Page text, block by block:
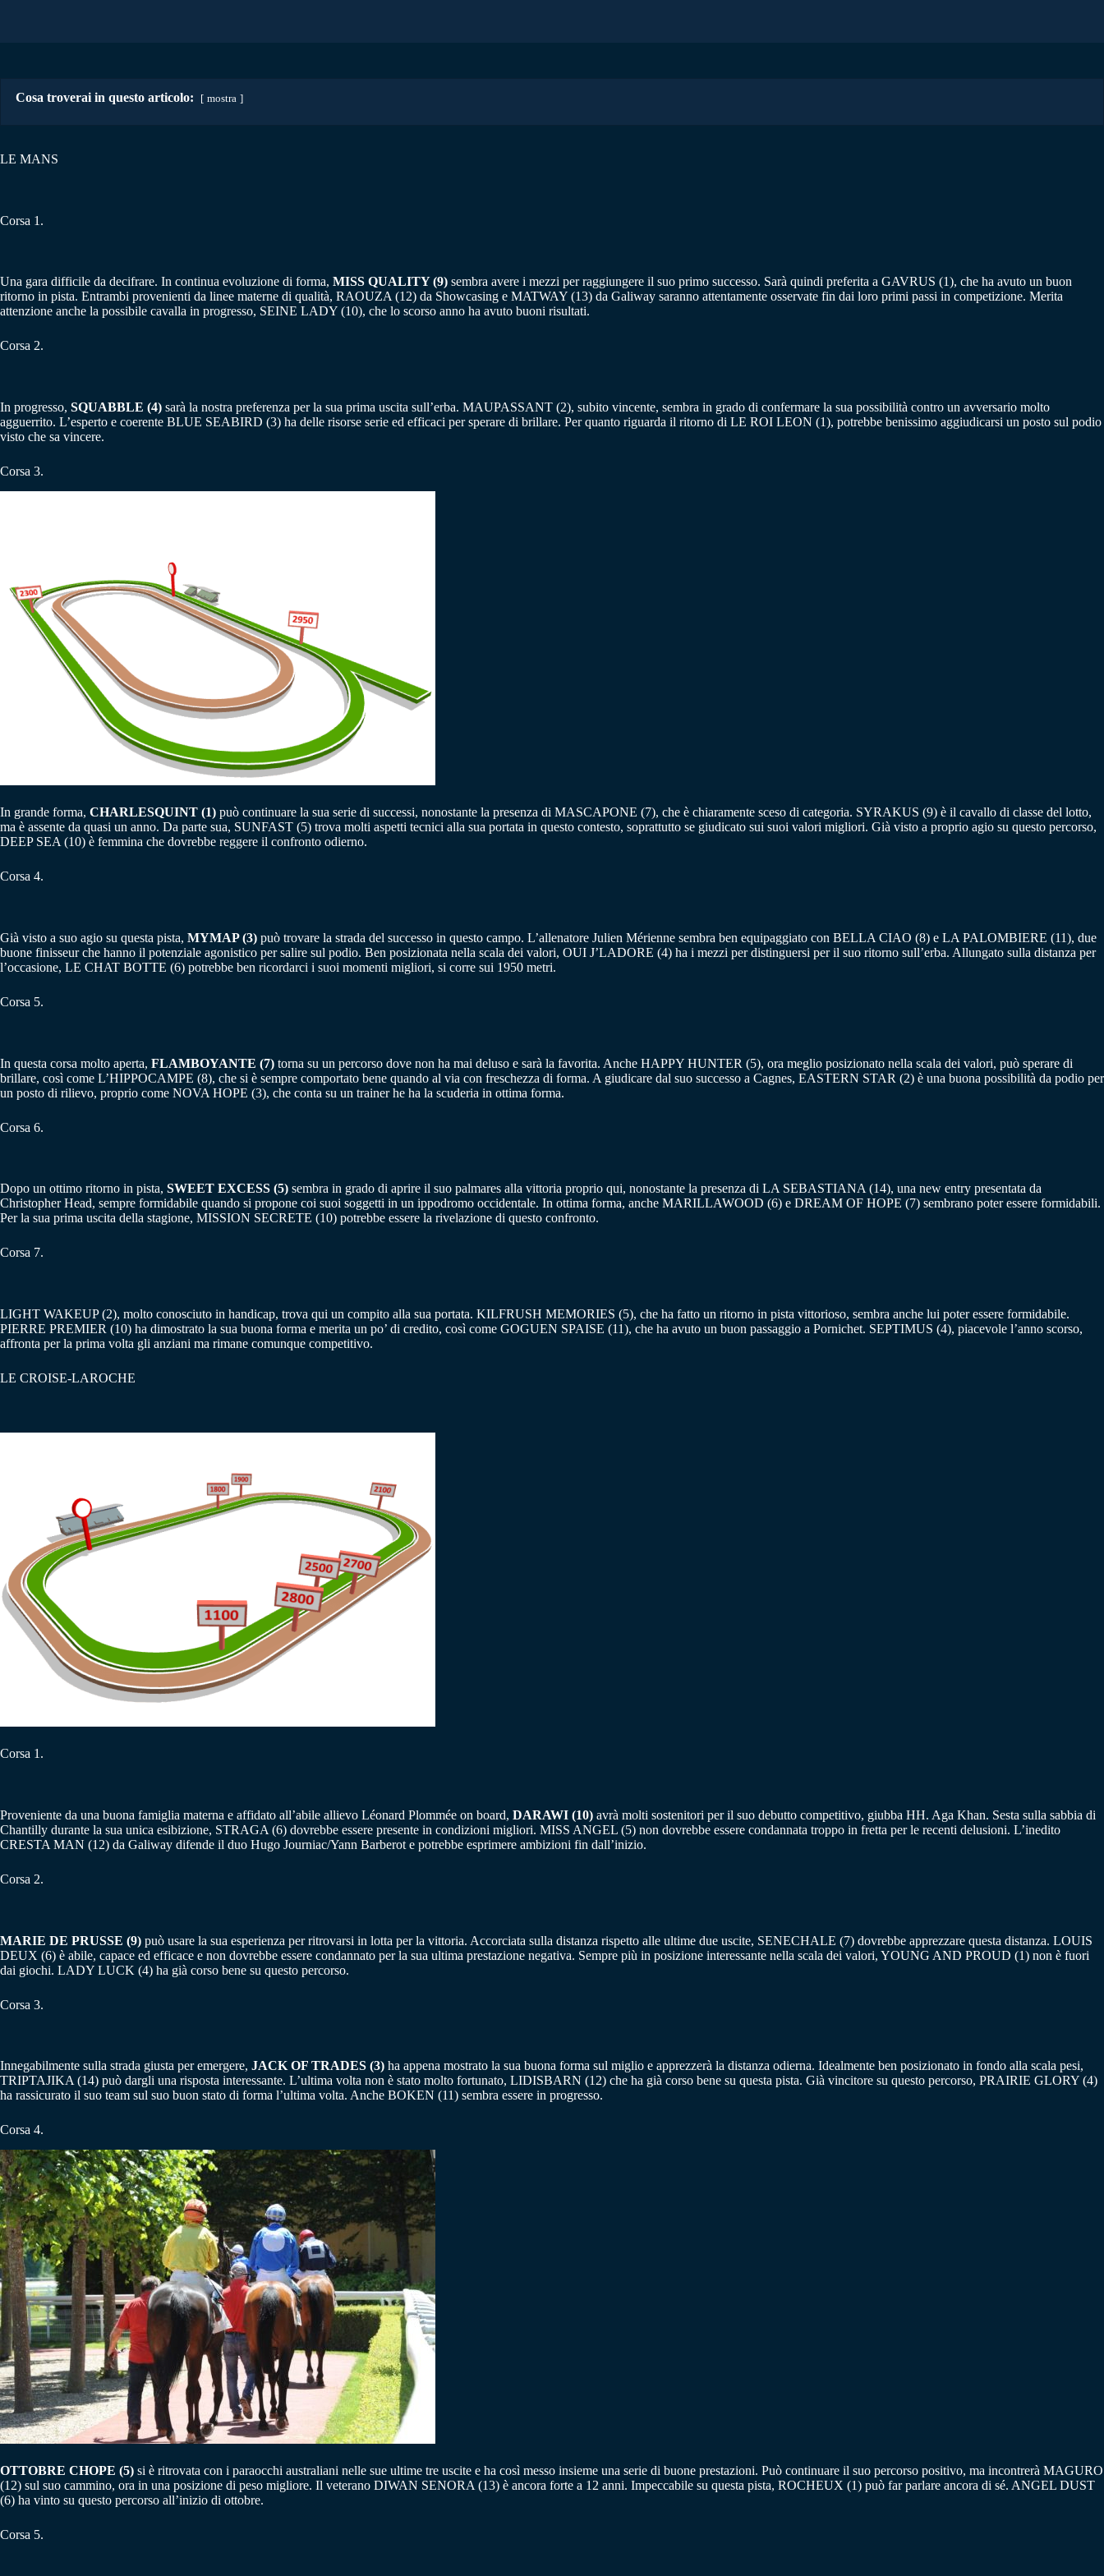
Cosa troverai in questo articolo: mostra
LE MANS
Corsa 1.
Una gara difficile da decifrare. In continua evoluzione di forma, MISS QUALITY (9) sembra avere i mezzi per raggiungere il suo primo successo. Sarà quindi preferita a GAVRUS (1), che ha avuto un buon
ritorno in pista. Entrambi provenienti da linee materne di qualità, RAOUZA (12) da Showcasing e MATWAY (13) da Galiway saranno attentamente osservate fin dai loro primi passi in competizione. Merita
attenzione anche la possibile cavalla in progresso, SEINE LADY (10), che lo scorso anno ha avuto buoni risultati.
Corsa 2.
In progresso, SQUABBLE (4) sarà la nostra preferenza per la sua prima uscita sull’erba. MAUPASSANT (2), subito vincente, sembra in grado di confermare la sua possibilità contro un avversario molto
agguerrito. L’esperto e coerente BLUE SEABIRD (3) ha delle risorse serie ed efficaci per sperare di brillare. Per quanto riguarda il ritorno di LE ROI LEON (1), potrebbe benissimo aggiudicarsi un posto sul podio
visto che sa vincere.
Corsa 3.
In grande forma, CHARLESQUINT (1) può continuare la sua serie di successi, nonostante la presenza di MASCAPONE (7), che è chiaramente sceso di categoria. SYRAKUS (9) è il cavallo di classe del lotto,
ma è assente da quasi un anno. Da parte sua, SUNFAST (5) trova molti aspetti tecnici alla sua portata in questo contesto, soprattutto se giudicato sui suoi valori migliori. Già visto a proprio agio su questo percorso,
DEEP SEA (10) è femmina che dovrebbe reggere il confronto odierno.
Corsa 4.
Già visto a suo agio su questa pista, MYMAP (3) può trovare la strada del successo in questo campo. L’allenatore Julien Mérienne sembra ben equipaggiato con BELLA CIAO (8) e LA PALOMBIERE (11), due
buone finisseur che hanno il potenziale agonistico per salire sul podio. Ben posizionata nella scala dei valori, OUI J’LADORE (4) ha i mezzi per distinguersi per il suo ritorno sull’erba. Allungato sulla distanza per
l’occasione, LE CHAT BOTTE (6) potrebbe ben ricordarci i suoi momenti migliori, si corre sui 1950 metri.
Corsa 5.
In questa corsa molto aperta, FLAMBOYANTE (7) torna su un percorso dove non ha mai deluso e sarà la favorita. Anche HAPPY HUNTER (5), ora meglio posizionato nella scala dei valori, può sperare di
brillare, così come L’HIPPOCAMPE (8), che si è sempre comportato bene quando al via con freschezza di forma. A giudicare dal suo successo a Cagnes, EASTERN STAR (2) è una buona possibilità da podio per
un posto di rilievo, proprio come NOVA HOPE (3), che conta su un trainer he ha la scuderia in ottima forma.
Corsa 6.
Dopo un ottimo ritorno in pista, SWEET EXCESS (5) sembra in grado di aprire il suo palmares alla vittoria proprio qui, nonostante la presenza di LA SEBASTIANA (14), una new entry presentata da
Christopher Head, sempre formidabile quando si propone coi suoi soggetti in un ippodromo occidentale. In ottima forma, anche MARILLAWOOD (6) e DREAM OF HOPE (7) sembrano poter essere formidabili.
Per la sua prima uscita della stagione, MISSION SECRETE (10) potrebbe essere la rivelazione di questo confronto.
Corsa 7.
LIGHT WAKEUP (2), molto conosciuto in handicap, trova qui un compito alla sua portata. KILFRUSH MEMORIES (5), che ha fatto un ritorno in pista vittorioso, sembra anche lui poter essere formidabile.
PIERRE PREMIER (10) ha dimostrato la sua buona forma e merita un po’ di credito, così come GOGUEN SPAISE (11), che ha avuto un buon passaggio a Pornichet. SEPTIMUS (4), piacevole l’anno scorso,
affronta per la prima volta gli anziani ma rimane comunque competitivo.
LE CROISE-LAROCHE
Corsa 1.
Proveniente da una buona famiglia materna e affidato all’abile allievo Léonard Plommée on board, DARAWI (10) avrà molti sostenitori per il suo debutto competitivo, giubba HH. Aga Khan. Sesta sulla sabbia di
Chantilly durante la sua unica esibizione, STRAGA (6) dovrebbe essere presente in condizioni migliori. MISS ANGEL (5) non dovrebbe essere condannata troppo in fretta per le recenti delusioni. L’inedito
CRESTA MAN (12) da Galiway difende il duo Hugo Journiac/Yann Barberot e potrebbe esprimere ambizioni fin dall’inizio.
Corsa 2.
MARIE DE PRUSSE (9) può usare la sua esperienza per ritrovarsi in lotta per la vittoria. Accorciata sulla distanza rispetto alle ultime due uscite, SENECHALE (7) dovrebbe apprezzare questa distanza. LOUIS
DEUX (6) è abile, capace ed efficace e non dovrebbe essere condannato per la sua ultima prestazione negativa. Sempre più in posizione interessante nella scala dei valori, YOUNG AND PROUD (1) non è fuori
dai giochi. LADY LUCK (4) ha già corso bene su questo percorso.
Corsa 3.
Innegabilmente sulla strada giusta per emergere, JACK OF TRADES (3) ha appena mostrato la sua buona forma sul miglio e apprezzerà la distanza odierna. Idealmente ben posizionato in fondo alla scala pesi,
TRIPTAJIKA (14) può dargli una risposta interessante. L’ultima volta non è stato molto fortunato, LIDISBARN (12) che ha già corso bene su questa pista. Già vincitore su questo percorso, PRAIRIE GLORY (4)
ha rassicurato il suo team sul suo buon stato di forma l’ultima volta. Anche BOKEN (11) sembra essere in progresso.
Corsa 4.
OTTOBRE CHOPE (5) si è ritrovata con i paraocchi australiani nelle sue ultime tre uscite e ha così messo insieme una serie di buone prestazioni. Può continuare il suo percorso positivo, ma incontrerà MAGURO
(12) sul suo cammino, ora in una posizione di peso migliore. Il veterano DIWAN SENORA (13) è ancora forte a 12 anni. Impeccabile su questa pista, ROCHEUX (1) può far parlare ancora di sé. ANGEL DUST
(6) ha vinto su questo percorso all’inizio di ottobre.
Corsa 5.